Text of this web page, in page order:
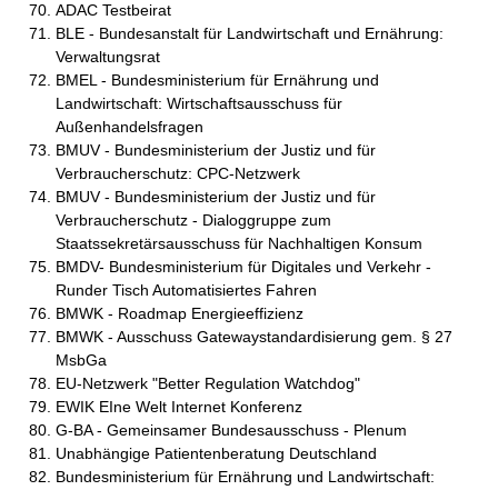
ADAC Testbeirat
BLE - Bundesanstalt für Landwirtschaft und Ernährung:
Verwaltungsrat
BMEL - Bundesministerium für Ernährung und
Landwirtschaft: Wirtschaftsausschuss für
Außenhandelsfragen
BMUV - Bundesministerium der Justiz und für
Verbraucherschutz: CPC-Netzwerk
BMUV - Bundesministerium der Justiz und für
Verbraucherschutz - Dialoggruppe zum
Staatssekretärsausschuss für Nachhaltigen Konsum
BMDV- Bundesministerium für Digitales und Verkehr -
Runder Tisch Automatisiertes Fahren
BMWK - Roadmap Energieeffizienz
BMWK - Ausschuss Gatewaystandardisierung gem. § 27
MsbGa
EU-Netzwerk "Better Regulation Watchdog"
EWIK EIne Welt Internet Konferenz
G-BA - Gemeinsamer Bundesausschuss - Plenum
Unabhängige Patientenberatung Deutschland
Bundesministerium für Ernährung und Landwirtschaft: